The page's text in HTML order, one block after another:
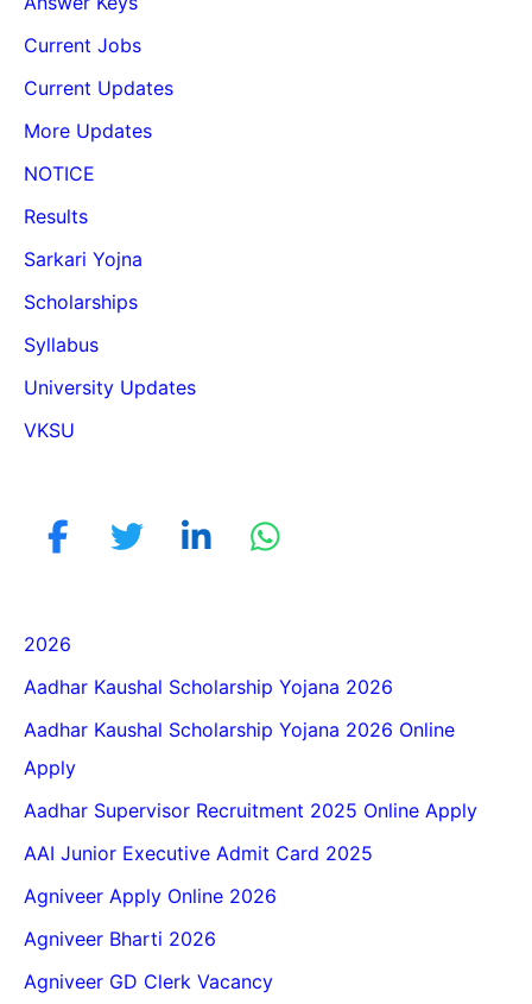
Current Jobs
Current Updates
More Updates
NOTICE
Results
Sarkari Yojna
Scholarships
Syllabus
University Updates
VKSU
2026
Aadhar Kaushal Scholarship Yojana 2026
Aadhar Kaushal Scholarship Yojana 2026 Online
Apply
Aadhar Supervisor Recruitment 2025 Online Apply
AAI Junior Executive Admit Card 2025
Agniveer Apply Online 2026
Agniveer Bharti 2026
Agniveer GD Clerk Vacancy